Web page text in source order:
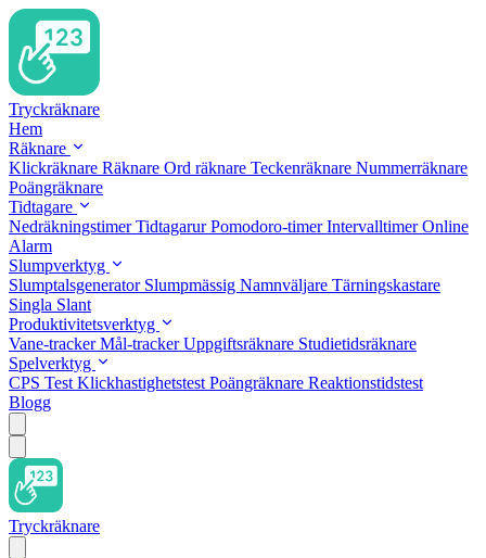
Tryckräknare
Hem
Räknare
Klickräknare Räknare Ord räknare Teckenräknare Nummerräknare
Poängräknare
Tidtagare
NedräkningstimerTidtagarurPomodoro-timerIntervalltimerOnline
Alarm
Slumpverktyg
Slumptalsgenerator Slumpmässig Namnväljare Tärningskastare
Singla Slant
Produktivitetsverktyg
Vane-trackerMål-trackerUppgiftsräknare Studietidsräknare
Spelverktyg
CPS Test Klickhastighetstest Poängräknare Reaktionstidstest
Blogg
Tryckräknare